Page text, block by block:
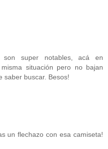
super notables, acá en
situación pero no bajan
saber buscar. Besos!
un flechazo con esa camiseta!